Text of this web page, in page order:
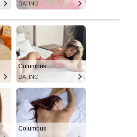
DATING
Columbus
DATING
Columbus